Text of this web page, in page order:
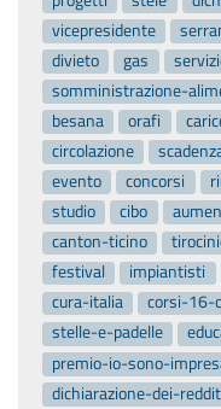
vicepresidente
divieto
gas
somministrazione-
besana
orafi
circolazione
evento
concorsi
studio
cibo
canton-ticino
festival
impiantisti
cura-italia
corsi-16-
stelle-e-padelle
premio-io-sono-
dichiarazione-dei-